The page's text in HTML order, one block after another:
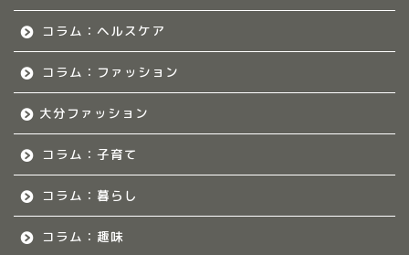
コラム：ヘルスケア
コラム：ファッション
大分ファッション
コラム：子育て
コラム：暮らし
コラム：趣味
福岡のママ集まれ！につ
佐賀のママ集まれ！につ